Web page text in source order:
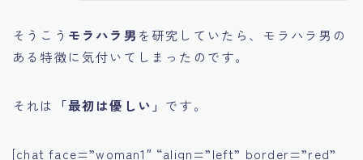
そうこう モラハラ男 を研究していたら、モラハラ男の
ある特徴に気付いてしまったのです。
それは 「最初は優しい」 です。
[chat face=”woman1″ “align=”left” border=”red”